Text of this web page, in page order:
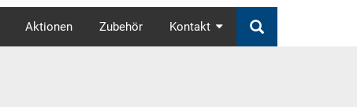
Aktionen Zubehör Kontakt